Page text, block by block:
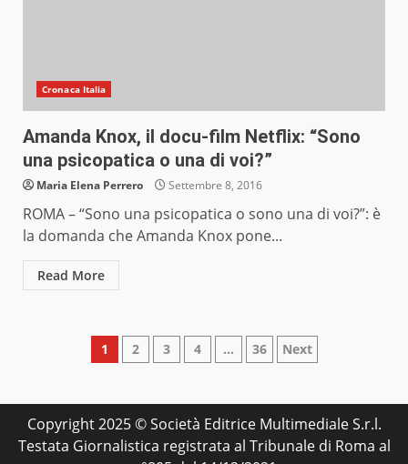
Cronaca Italia
Amanda Knox, il docu-film Netflix: “Sono
una psicopatica o una di voi?”
Maria Elena Perrero Settembre 8, 2016
ROMA – “Sono una psicopatica o sono una di voi?”: è
la domanda che Amanda Knox pone...
Read More
Paginazione
articoli
1 2 3 4 … 36 Next
Copyright 2025 © Società Editrice Multimediale S.r.l.
Testata Giornalistica registrata al Tribunale di Roma al